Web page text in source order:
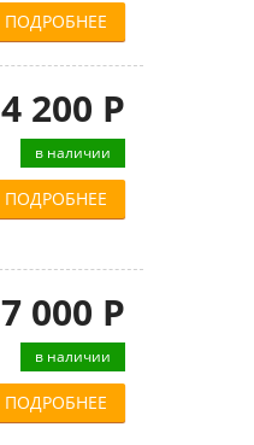
ПОДРОБНЕЕ
4 200 Р
в наличии
ПОДРОБНЕЕ
7 000 Р
в наличии
ПОДРОБНЕЕ